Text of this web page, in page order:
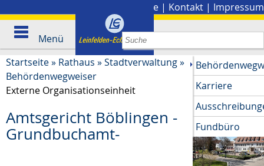
Presse | Kontakt | Impressum
Menü
Startseite» Rathaus »Stadtverwaltung»
Behördenwegweiser
Externe Organisationseinheit
Amtsgericht Böblingen -
Grundbuchamt-
Karriere
Fundbüro